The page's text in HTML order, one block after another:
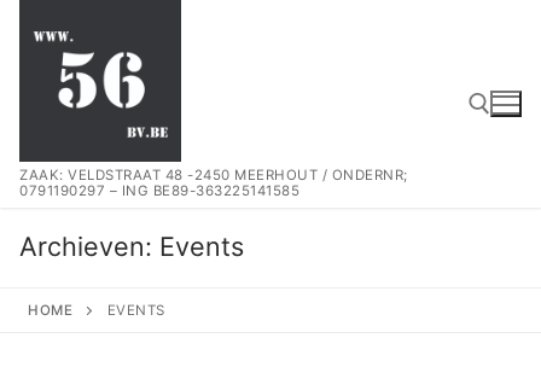
naar
inhoud
ZAAK: VELDSTRAAT 48 -2450 MEERHOUT / ONDERNR;
0791190297 – ING BE89-363225141585
Archieven: Events
HOME EVENTS